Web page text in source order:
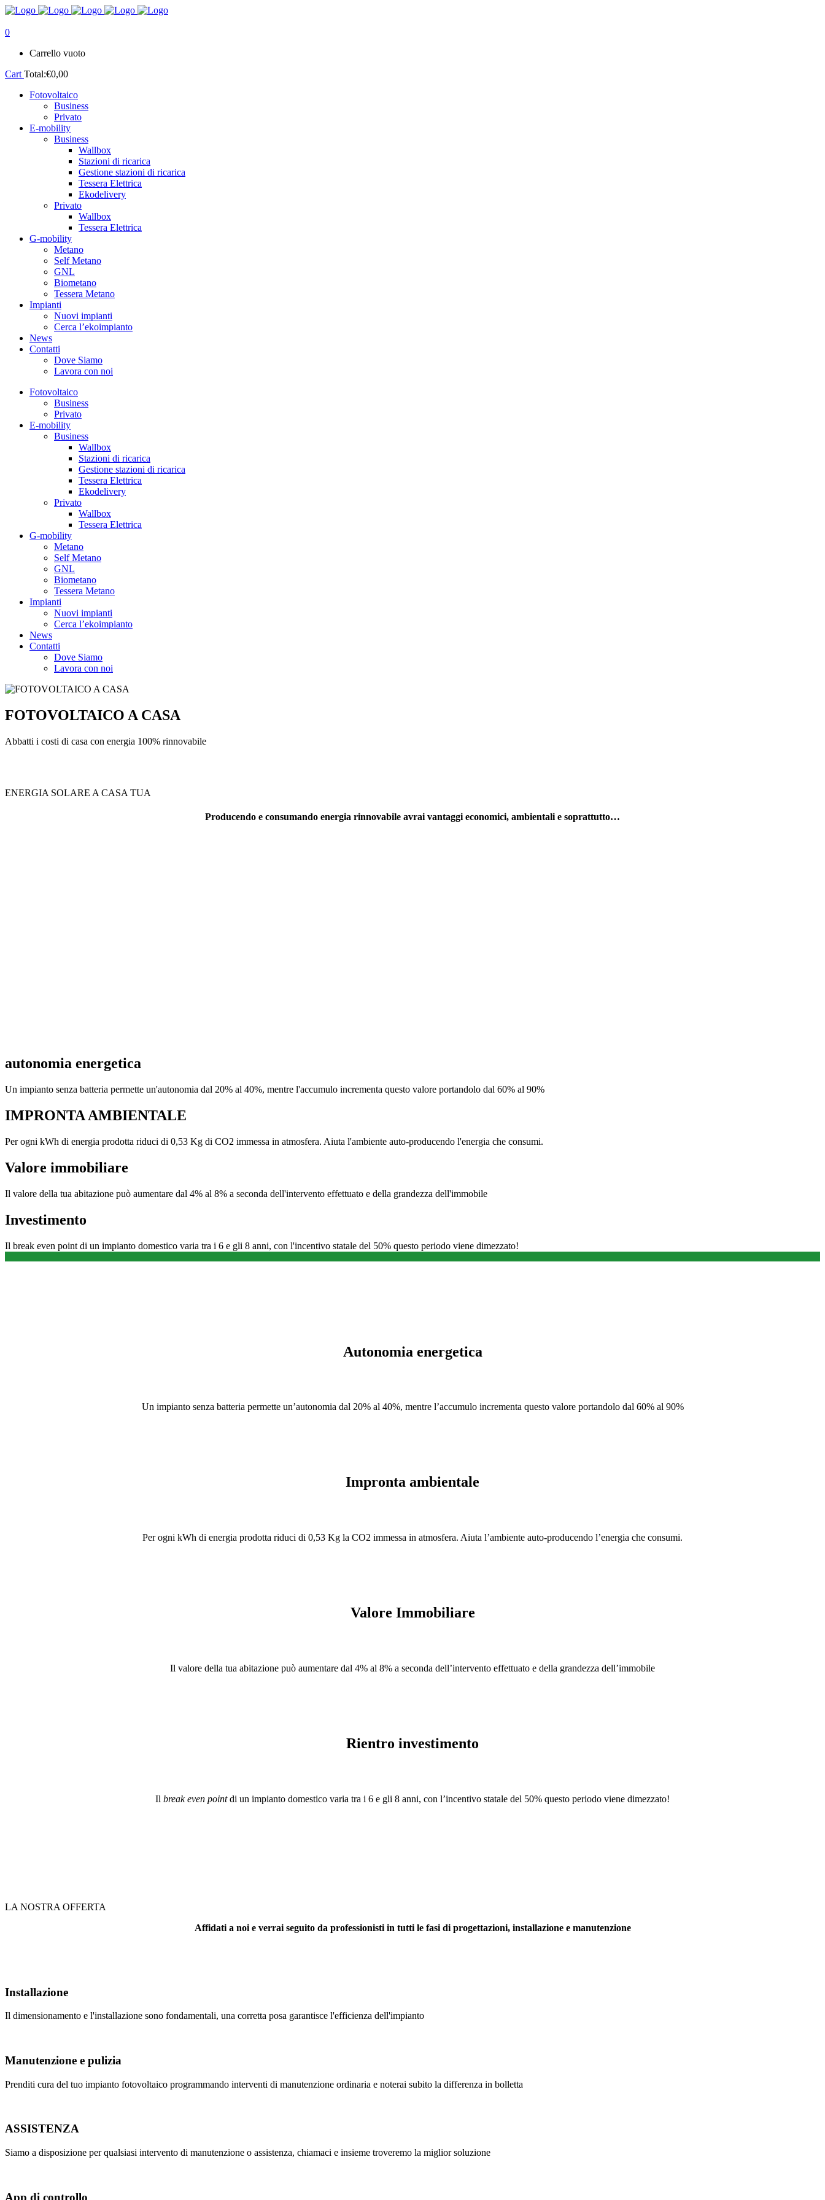
0
Carrello vuoto
Cart Total:€0,00
Fotovoltaico
Business
Privato
E-mobility
Business
Wallbox
Stazioni di ricarica
Gestione stazioni di ricarica
Tessera Elettrica
Ekodelivery
Privato
Wallbox
Tessera Elettrica
G-mobility
Metano
Self Metano
GNL
Biometano
Tessera Metano
Impianti
Nuovi impianti
Cerca l’ekoimpianto
News
Contatti
Dove Siamo
Lavora con noi
Fotovoltaico
Business
Privato
E-mobility
Business
Wallbox
Stazioni di ricarica
Gestione stazioni di ricarica
Tessera Elettrica
Ekodelivery
Privato
Wallbox
Tessera Elettrica
G-mobility
Metano
Self Metano
GNL
Biometano
Tessera Metano
Impianti
Nuovi impianti
Cerca l’ekoimpianto
News
Contatti
Dove Siamo
Lavora con noi
FOTOVOLTAICO A CASA
Abbatti i costi di casa con energia 100% rinnovabile
ENERGIA SOLARE A CASA TUA
Producendo e consumando energia rinnovabile avrai vantaggi economici, ambientali e soprattutto…
autonomia energetica
Un impianto senza batteria permette un'autonomia dal 20% al 40%, mentre l'accumulo incrementa questo valore portandolo dal 60% al 90%
IMPRONTA AMBIENTALE
Per ogni kWh di energia prodotta riduci di 0,53 Kg di CO2 immessa in atmosfera. Aiuta l'ambiente auto-producendo l'energia che consumi.
Valore immobiliare
Il valore della tua abitazione può aumentare dal 4% al 8% a seconda dell'intervento effettuato e della grandezza dell'immobile
Investimento
Il break even point di un impianto domestico varia tra i 6 e gli 8 anni, con l'incentivo statale del 50% questo periodo viene dimezzato!
Autonomia energetica
Un impianto senza batteria permette un’autonomia dal 20% al 40%, mentre l’accumulo incrementa questo valore portandolo dal 60% al 90%
Impronta ambientale
Per ogni kWh di energia prodotta riduci di 0,53 Kg la CO2 immessa in atmosfera. Aiuta l’ambiente auto-producendo l’energia che consumi.
Valore Immobiliare
Il valore della tua abitazione può aumentare dal 4% al 8% a seconda dell’intervento effettuato e della grandezza dell’immobile
Rientro investimento
Il break even pointdi un impianto domestico varia tra i 6 e gli 8 anni, con l’incentivo statale del 50% questo periodo viene dimezzato!
LA NOSTRA OFFERTA
Affidati a noi e verrai seguito da professionisti in tutti le fasi di progettazioni, installazione e manutenzione
Installazione
Il dimensionamento e l'installazione sono fondamentali, una corretta posa garantisce l'efficienza dell'impianto
Manutenzione e pulizia
Prenditi cura del tuo impianto fotovoltaico programmando interventi di manutenzione ordinaria e noterai subito la differenza in bolletta
ASSISTENZA
Siamo a disposizione per qualsiasi intervento di manutenzione o assistenza, chiamaci e insieme troveremo la miglior soluzione
App di controllo